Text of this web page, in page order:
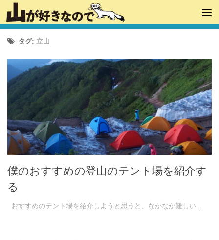
タグ: 立山
僕のおすすめの登山のテント場を紹介す
る
おすすめのテント場を紹介しようと思うと、なかなか難しい...